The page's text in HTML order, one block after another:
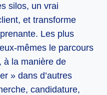
silos, un vrai
et transforme
Les plus
mêmes le parcours
à la manière de
» dans d’autres
candidature,